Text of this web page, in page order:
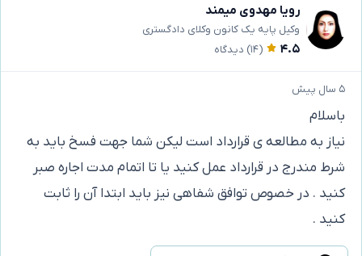
رویا مهدوی میمند
وکیل پایه یک کانون وکلای دادگستری
۴.۵ (۱۴) دیدگاه
۵ سال پیش
باسلام
نیاز به مطالعه ی قرارداد است لیکن شما جهت فسخ باید به
شرط مندرج در قرارداد عمل کنید یا تا اتمام مدت اجاره صبر
کنید . در خصوص توافق شفاهی نیز باید ابتدا آن را ثابت
کنید .